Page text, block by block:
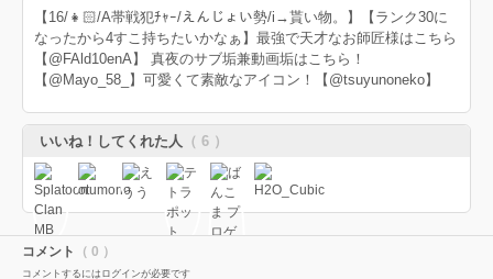
【16/👧🏻/A帯戦犯ﾁｬｰ/えんじょい勢/i→貰い物。】【ランク30に
なったから4すこ持ちたいかなぁ】最強で天才なお師匠様はこちら
【@FAld10enA】 真夜のサブ垢兼動画垢はこちら！
【@Mayo_58_】可愛くて素敵なアイコン！【@tsuyunoneko】
いいね！してくれた人 （ 6 ）
コメント （ 0 ）
コメントするにはログインが必要です